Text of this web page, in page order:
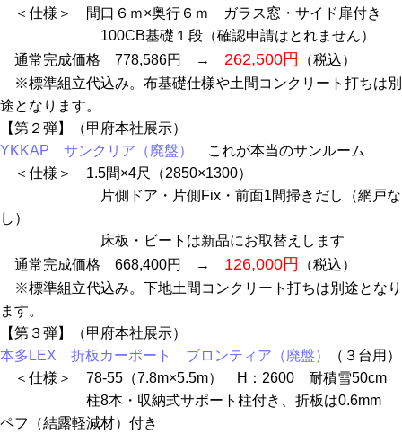
＜仕様＞ 間口６ｍ×奥行６ｍ ガラス窓・サイド扉付き
100CB基礎１段（確認申請はとれません）
通常完成価格 778,586円 → 262,500円
（税込）
※標準組立代込み。布基礎仕様や土間コンクリート打ちは別
途となります。
【第２弾】（甲府本社展示）
YKKAP サンクリア（廃盤）
これが本当のサンルーム
＜仕様＞ 1.5間×4尺（2850×1300）
片側ドア・片側Fix・前面1間掃きだし（網戸な
し）
床板・ビートは新品にお取替えします
通常完成価格 668,400円 → 126,000円
（税込）
※標準組立代込み。下地土間コンクリート打ちは別途となり
ます。
【第３弾】（甲府本社展示）
本多LEX 折板カーポート ブロンティア（廃盤）
（３台用）
＜仕様＞ 78-55（7.8m×5.5m） H：2600 耐積雪50cm
柱8本・収納式サポート柱付き、折板は0.6mm
ペフ（結露軽減材）付き